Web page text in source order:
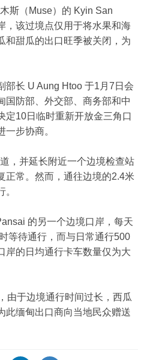
斯（Muse）的 Kyin San
，该过境点仅用于将水果和海
和甜瓜的出口旺季被关闭，为
部长 U Aung Htoo 于1月7日会
国防部、外交部、商务部和中
定10日临时重新开放金三角口
一步协商。
，并延长附近一个边境检查站
正常。然而，通往边境的2.4米
的另一个边境口岸，每天
等待通行，而与日常通行500
岸的日均通行卡车数量仅为大
由于边境通行时间过长，西瓜
此缅甸出口商向当地民众赠送